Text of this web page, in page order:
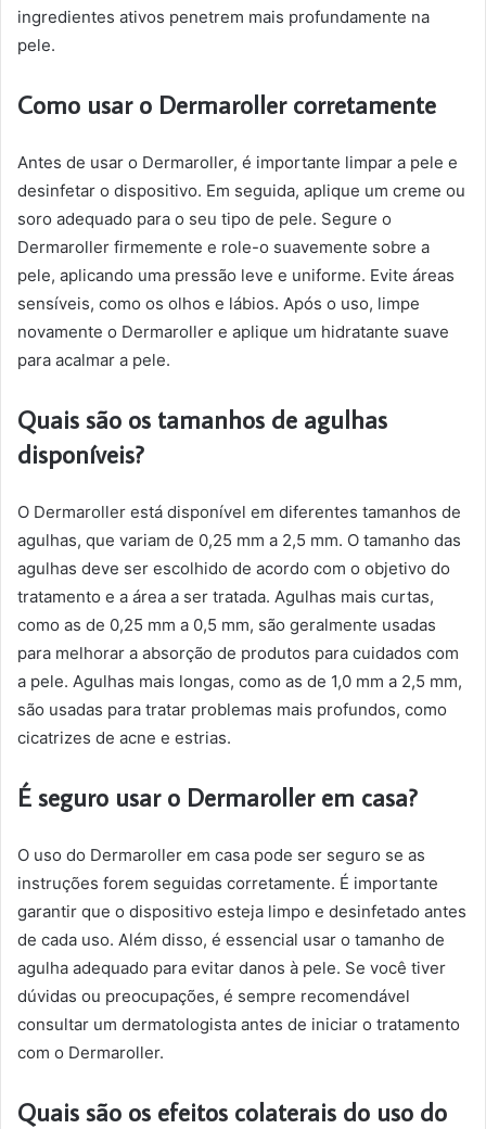
ingredientes ativos penetrem mais profundamente na
pele.
Como usar o Dermaroller corretamente
Antes de usar o Dermaroller, é importante limpar a pele e
desinfetar o dispositivo. Em seguida, aplique um creme ou
soro adequado para o seu tipo de pele. Segure o
Dermaroller firmemente e role-o suavemente sobre a
pele, aplicando uma pressão leve e uniforme. Evite áreas
sensíveis, como os olhos e lábios. Após o uso, limpe
novamente o Dermaroller e aplique um hidratante suave
para acalmar a pele.
Quais são os tamanhos de agulhas
disponíveis?
O Dermaroller está disponível em diferentes tamanhos de
agulhas, que variam de 0,25 mm a 2,5 mm. O tamanho das
agulhas deve ser escolhido de acordo com o objetivo do
tratamento e a área a ser tratada. Agulhas mais curtas,
como as de 0,25 mm a 0,5 mm, são geralmente usadas
para melhorar a absorção de produtos para cuidados com
a pele. Agulhas mais longas, como as de 1,0 mm a 2,5 mm,
são usadas para tratar problemas mais profundos, como
cicatrizes de acne e estrias.
É seguro usar o Dermaroller em casa?
O uso do Dermaroller em casa pode ser seguro se as
instruções forem seguidas corretamente. É importante
garantir que o dispositivo esteja limpo e desinfetado antes
de cada uso. Além disso, é essencial usar o tamanho de
agulha adequado para evitar danos à pele. Se você tiver
dúvidas ou preocupações, é sempre recomendável
consultar um dermatologista antes de iniciar o tratamento
com o Dermaroller.
Quais são os efeitos colaterais do uso do